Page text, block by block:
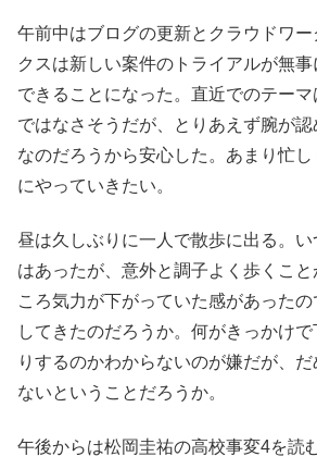
午前中はブログの更新とクラウドワ
クスは新しい案件のトライアルが無
できることになった。直近でのテー
ではなさそうだが、とりあえず腕が
なのだろうから安心した。あまり忙
にやっていきたい。
昼は久しぶりに一人で散歩に出る。
はあったが、意外と調子よく歩くこ
ころ気力が下がっていた感があった
してきたのだろうか。何がきっかけ
りするのかわからないのが嫌だが、
ないということだろうか。
午後からは松岡圭祐の高校事変4を読